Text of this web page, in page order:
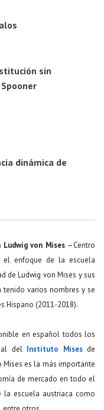
sin
dinámica de
von Mises—Centro
el enfoque de la escuela
de Ludwig von Mises y sus
tenido varios nombres y se
Hispano (2011-2018).
en español todos los
del Instituto Misesde
Mises es la más importante
de mercado en todo el
escuela austriaca como